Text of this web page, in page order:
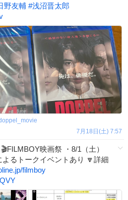
野友輔 #浅沼晋太郎
7月18日(土) 7:57
🎬FILMBOY映画祭 ・8/1（土）
よるトークイベントあり 🔽詳細
filmboy